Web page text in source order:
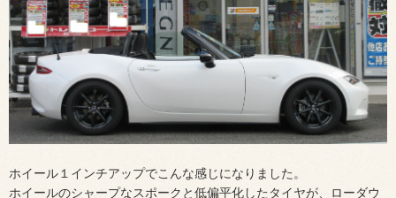
ホイール１インチアップでこんな感じになりました。
ホイールのシャープなスポークと低偏平化したタイヤが、ローダウ